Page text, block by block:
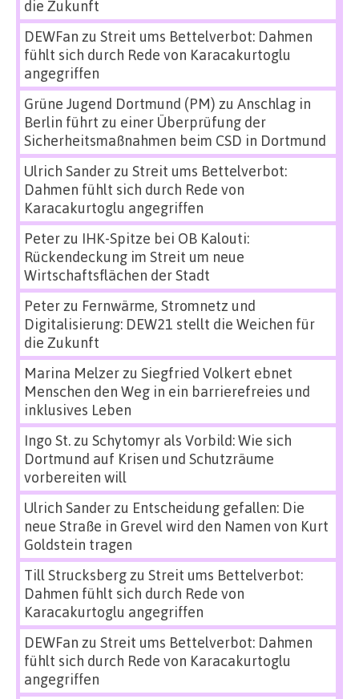
die Zukunft
DEWFan zu Streit ums Bettelverbot: Dahmen
fühlt sich durch Rede von Karacakurtoglu
angegriffen
Grüne Jugend Dortmund (PM) zu Anschlag in
Berlin führt zu einer Überprüfung der
Sicherheitsmaßnahmen beim CSD in Dortmund
Ulrich Sanderzu Streit ums Bettelverbot:
Dahmen fühlt sich durch Rede von
Karacakurtoglu angegriffen
Peterzu IHK-Spitze bei OB Kalouti:
Rückendeckung im Streit um neue
Wirtschaftsflächen der Stadt
Peterzu Fernwärme, Stromnetz und
Digitalisierung: DEW21 stellt die Weichen für
die Zukunft
Marina Melzerzu Siegfried Volkert ebnet
Menschen den Weg in ein barrierefreies und
inklusives Leben
Ingo St.zu Schytomyr als Vorbild: Wie sich
Dortmund auf Krisen und Schutzräume
vorbereiten will
Ulrich Sanderzu Entscheidung gefallen: Die
neue Straße in Grevel wird den Namen von Kurt
Goldstein tragen
Till Strucksbergzu Streit ums Bettelverbot:
Dahmen fühlt sich durch Rede von
Karacakurtoglu angegriffen
DEWFan zu Streit ums Bettelverbot: Dahmen
fühlt sich durch Rede von Karacakurtoglu
angegriffen